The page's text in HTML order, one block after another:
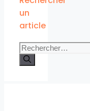
un
article
Rechercher :